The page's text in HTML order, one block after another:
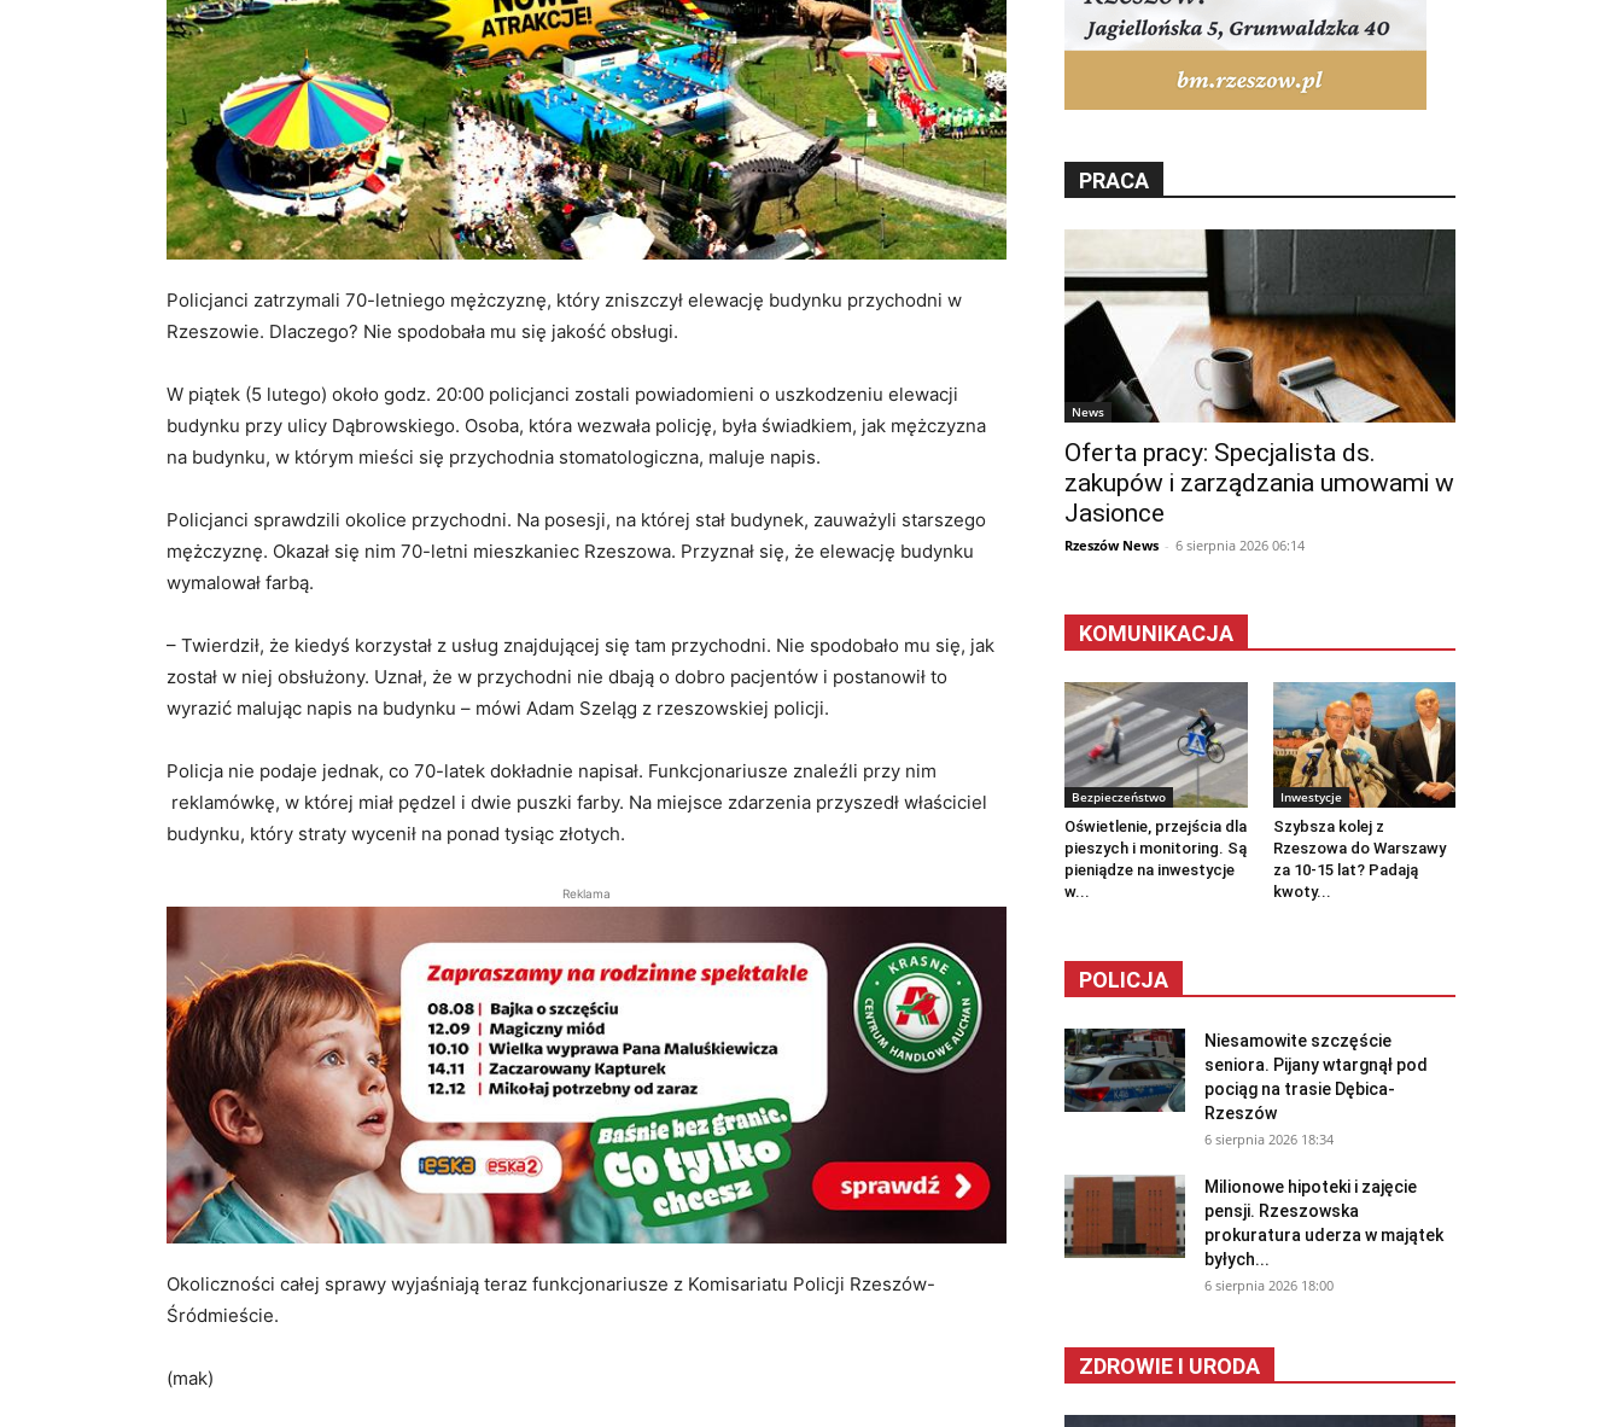
Policjanci zatrzymali 70-letniego mężczyznę, który zniszczył elewację budynku przychodni w
Rzeszowie. Dlaczego? Nie spodobała mu się jakość obsługi.
W piątek (5 lutego) około godz. 20:00 policjanci zostali powiadomieni o uszkodzeniu elewacji
budynku przy ulicy Dąbrowskiego. Osoba, która wezwała policję, była świadkiem, jak mężczyzna
na budynku, w którym mieści się przychodnia stomatologiczna, maluje napis.
Policjanci sprawdzili okolice przychodni. Na posesji, na której stał budynek, zauważyli starszego
mężczyznę. Okazał się nim 70-letni mieszkaniec Rzeszowa. Przyznał się, że elewację budynku
wymalował farbą.
– Twierdził, że kiedyś korzystał z usług znajdującej się tam przychodni. Nie spodobało mu się, jak
został w niej obsłużony. Uznał, że w przychodni nie dbają o dobro pacjentów i postanowił to
wyrazić malując napis na budynku – mówi Adam Szeląg z rzeszowskiej policji.
Policja nie podaje jednak, co 70-latek dokładnie napisał. Funkcjonariusze znaleźli przy nim
reklamówkę, w której miał pędzel i dwie puszki farby. Na miejsce zdarzenia przyszedł właściciel
budynku, który straty wycenił na ponad tysiąc złotych.
Reklama
Okoliczności całej sprawy wyjaśniają teraz funkcjonariusze z Komisariatu Policji Rzeszów-
Śródmieście.
(mak)
PRACA
News
Oferta pracy: Specjalista ds.
zakupów i zarządzania umowami w
Jasionce
Rzeszów News - 6 sierpnia 2026 06:14
KOMUNIKACJA
Bezpieczeństwo
Oświetlenie, przejścia dla
pieszych i monitoring. Są
pieniądze na inwestycje
w...
Inwestycje
Szybsza kolej z
Rzeszowa do Warszawy
za 10-15 lat? Padają
kwoty...
POLICJA
Niesamowite szczęście
seniora. Pijany wtargnął pod
pociąg na trasie Dębica-
Rzeszów
6 sierpnia 2026 18:34
Milionowe hipoteki i zajęcie
pensji. Rzeszowska
prokuratura uderza w majątek
byłych...
6 sierpnia 2026 18:00
ZDROWIE I URODA